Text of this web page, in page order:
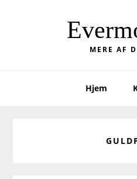
MERE AF
Hjem